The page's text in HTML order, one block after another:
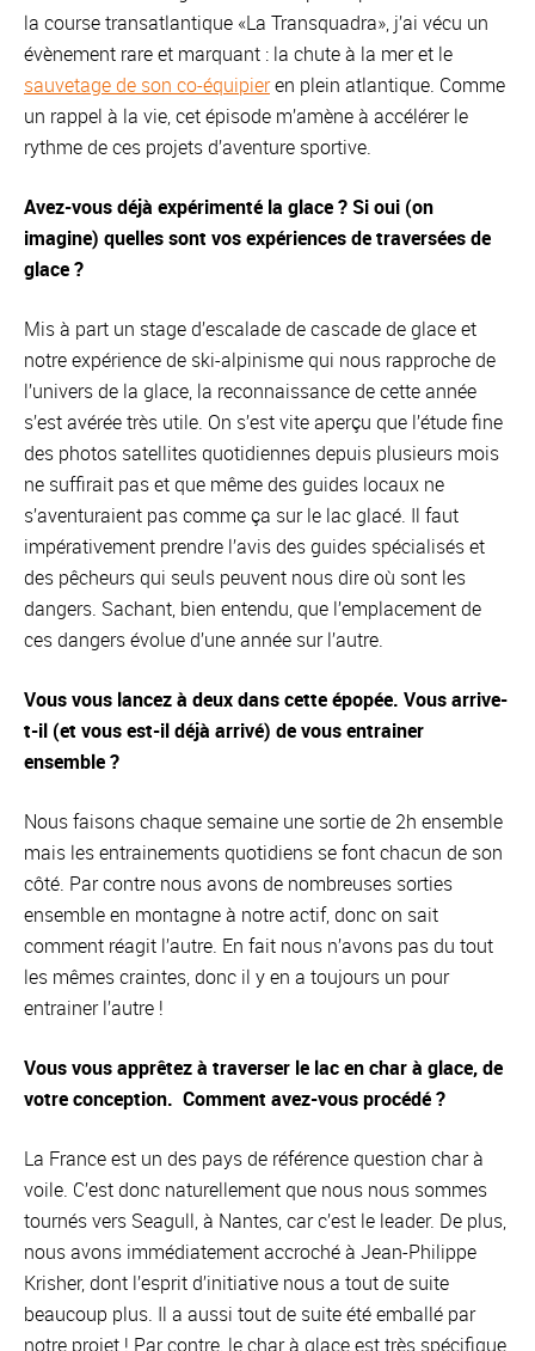
la course transatlantique «La Transquadra», j’ai vécu un
évènement rare et marquant : la chute à la mer et le
sauvetage de son co-équipieren plein atlantique. Comme
un rappel à la vie, cet épisode m’amène à accélérer le
rythme de ces projets d’aventure sportive.
Avez-vous déjà expérimenté la glace ? Si oui (on
imagine) quelles sont vos expériences de traversées de
glace ?
Mis à part un stage d’escalade de cascade de glace et
notre expérience de ski-alpinisme qui nous rapproche de
l’univers de la glace, la reconnaissance de cette année
s’est avérée très utile. On s’est vite aperçu que l’étude fine
des photos satellites quotidiennes depuis plusieurs mois
ne suffirait pas et que même des guides locaux ne
s’aventuraient pas comme ça sur le lac glacé. Il faut
impérativement prendre l’avis des guides spécialisés et
des pêcheurs qui seuls peuvent nous dire où sont les
dangers. Sachant, bien entendu, que l’emplacement de
ces dangers évolue d’une année sur l’autre.
Vous vous lancez à deux dans cette épopée. Vous arrive-
t-il (et vous est-il déjà arrivé) de vous entrainer
ensemble ?
Nous faisons chaque semaine une sortie de 2h ensemble
mais les entrainements quotidiens se font chacun de son
côté. Par contre nous avons de nombreuses sorties
ensemble en montagne à notre actif, donc on sait
comment réagit l’autre. En fait nous n’avons pas du tout
les mêmes craintes, donc il y en a toujours un pour
entrainer l’autre !
Vous vous apprêtez à traverser le lac en char à glace, de
votre conception. Comment avez-vous procédé ?
La France est un des pays de référence question char à
voile. C’est donc naturellement que nous nous sommes
tournés vers Seagull, à Nantes, car c’est le leader. De plus,
nous avons immédiatement accroché à Jean-Philippe
Krisher, dont l’esprit d’initiative nous a tout de suite
beaucoup plus. Il a aussi tout de suite été emballé par
notre projet ! Par contre, le char à glace est très spécifique